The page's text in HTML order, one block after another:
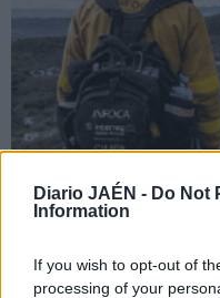
Diario JAÉN - Do Not
Information
If you wish to opt-out of
processing of your